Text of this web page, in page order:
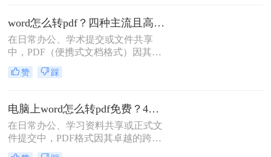
工具，将其内容完美转换为PDF，是
几乎每个人都会遇到的需求。那么电
脑上word怎么转pdf呢？
word怎么转pdf？四种主流且高效全解析！
在日常办公、学术提交或文件共享
中，PDF（便携式文档格式）因其卓
越的跨平台一致性、格式固定性和安
全性，已成为文件分发的首选格式。
辑工具，将其创作的文档转换为PDF
是一项高频且关键的操作。尽管操作
看似简单，但不同的转换方法在效
果、效率和应用场景上却大相径庭。
那么word怎么转pdf呢？
赞 踩
电脑上word怎么转pdf免费？4种高效的方法详解！
在日常办公、学习资料共享或正式文
件提交中，PDF格式因其卓越的跨平
台兼容性、固定的排版格式以及良好